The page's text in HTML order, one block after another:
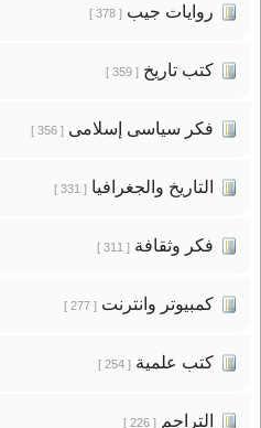
روايات جيب[ 378 ]
كتب تاريخ[ 359 ]
فكر سياسى إسلامى[ 356 ]
التاريخ والجغرافيا[ 331 ]
فكر وثقافة[ 311 ]
كمبيوتر وانترنت[ 277 ]
كتب علمية[ 254 ]
التراجم[ 226 ]